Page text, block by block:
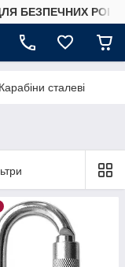
БЕЗПЕЧНИХ
Карабіни сталеві